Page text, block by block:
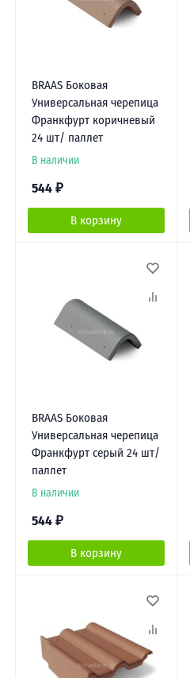
BRAAS Боковая
Универсальная черепица
Франкфурт коричневый
24 шт/ паллет
В наличии
544 ₽
В корзину
BRAAS Боковая
Универсальная черепица
Франкфурт серый 24 шт/
паллет
В наличии
544 ₽
В корзину